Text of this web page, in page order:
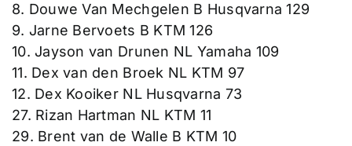
8. Douwe Van Mechgelen B Husqvarna 129
9. Jarne Bervoets B KTM 126
10. Jayson van Drunen NL Yamaha 109
11. Dex van den Broek NL KTM 97
12. Dex Kooiker NL Husqvarna 73
27. Rizan Hartman NL KTM 11
29. Brent van de Walle B KTM 10